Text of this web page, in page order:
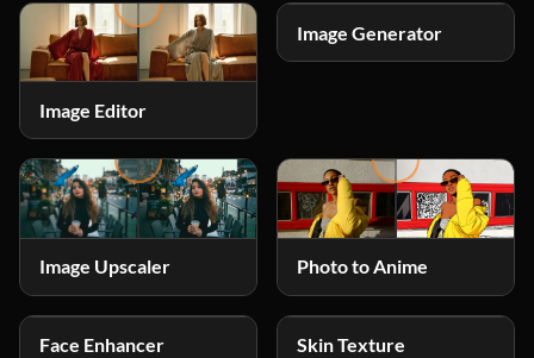
Image Editor
Image Generator
Image Upscaler Photo to Anime
Face Enhancer Skin Texture